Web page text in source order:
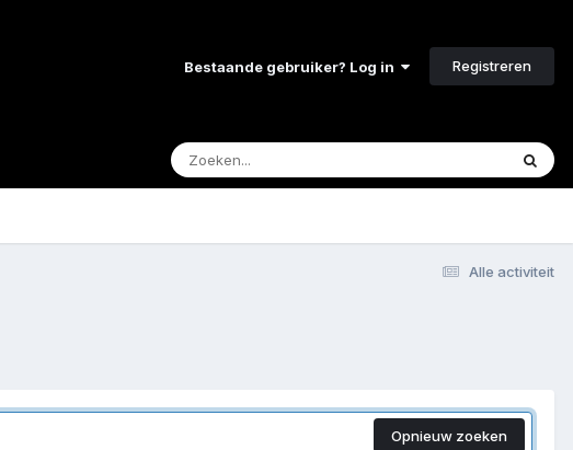
Bestaande gebruiker? Log in Registreren
Alle activiteit
Opnieuw zoeken